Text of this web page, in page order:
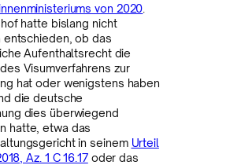
von 2020
hatte bislang nicht
entschieden, ob das
Aufenthaltsrecht die
Visumverfahrens zur
hat oder wenigstens haben
die deutsche
dies überwiegend
hatte, etwa das
in seinem Urteil
Az. 1 C 16.17oder das